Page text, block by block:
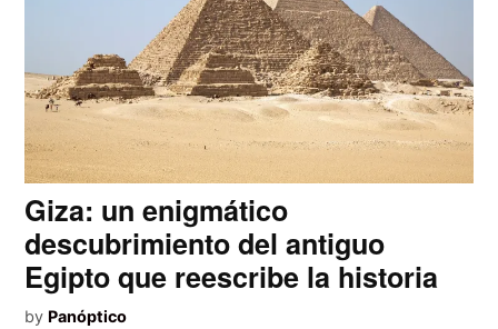
Giza: un enigmático
descubrimiento del antiguo
Egipto que reescribe la historia
by Panóptico